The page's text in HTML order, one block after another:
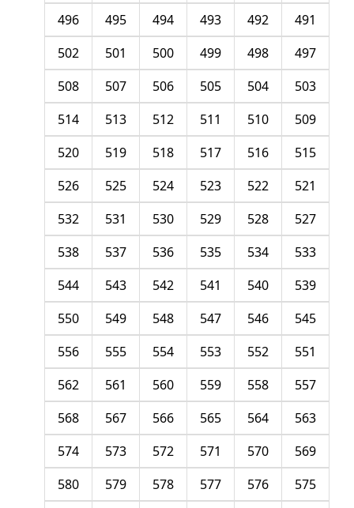
491
492
493
494
495
496
497
498
499
500
501
502
503
504
505
506
507
508
509
510
511
512
513
514
515
516
517
518
519
520
521
522
523
524
525
526
527
528
529
530
531
532
533
534
535
536
537
538
539
540
541
542
543
544
545
546
547
548
549
550
551
552
553
554
555
556
557
558
559
560
561
562
563
564
565
566
567
568
569
570
571
572
573
574
575
576
577
578
579
580